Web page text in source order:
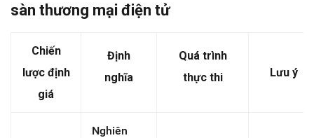
sàn thương mại điện tử
Chiến
lược định
giá
Định
nghĩa
Quá trình
thực thi
Lưu ý
Nghiên